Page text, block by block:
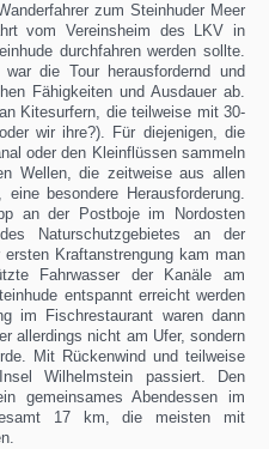
zum Steinhuder Meer
vom Vereinsheim des LKV in
durchfahren werden sollte.
die Tour herausfordernd und
Fähigkeiten und Ausdauer ab.
Kitesurfern, die teilweise mit 30-
wir ihre?). Für diejenigen, die
oder den Kleinflüssen sammeln
Wellen, die zeitweise aus allen
besondere Herausforderung.
an der Postboje im Nordosten
Naturschutzgebietes an der
Kraftanstrengung kam man
Fahrwasser der Kanäle am
entspannt erreicht werden
im Fischrestaurant waren dann
allerdings nicht am Ufer, sondern
Mit Rückenwind und teilweise
Wilhelmstein passiert. Den
gemeinsames Abendessen im
17 km, die meisten mit